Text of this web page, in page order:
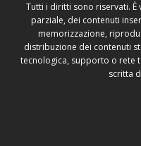
Tutti i diritti sono riservati.
parziale, dei contenuti
memorizzazione,
distribuzione dei contenuti
tecnologica, supporto o rete
scritta